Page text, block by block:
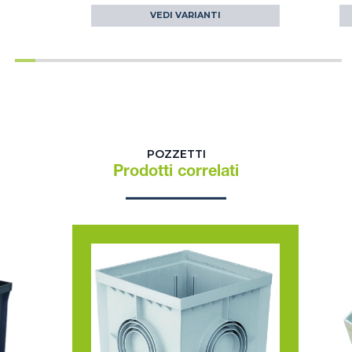
VEDI VARIANTI
POZZETTI
Prodotti correlati